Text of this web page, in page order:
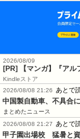
2026/08/09
[PR] 【マンガ】『アル
Kindleストア
2026/08/08 21:26
あとで
中国製自動車、不具合
まとめたニュース
2026/08/08 21:27
あとで
甲子園出場校　猛暑と